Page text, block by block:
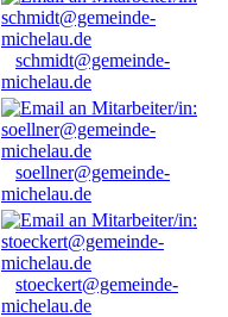
schmidt@gemeinde-
michelau.de
soellner@gemeinde-
michelau.de
stoeckert@gemeinde-
michelau.de